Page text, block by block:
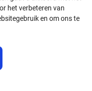
het verbeteren van
en om ons te
TikTok